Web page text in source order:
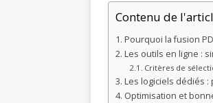
Contenu de
Pourquoi la fusion
Les outils en ligne :
Critères de
Les logiciels dédiés
Optimisation et